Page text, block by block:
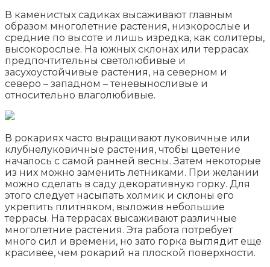
В каменистых садиках высаживают главным
образом многолетние растения, низкорослые и
средние по высоте и лишь изредка, как солитеры,
высокорослые. На южных склонах или террасах
предпочтительны светолюбивые и
засухоустойчивые растения, на северном и
северо – западном – теневыносливые и
относительно влаголюбивые.
В рокариях часто выращивают луковичные или
клубнелуковичные растения, чтобы цветение
началось с самой ранней весны. Затем некоторые
из них можно заменить летниками. При желании
можно сделать в саду декоративную горку. Для
этого следует насыпать холмик и склоны его
укрепить плитняком, выложив небольшие
террасы. На террасах высаживают различные
многолетние растения. Эта работа потребует
много сил и времени, но зато горка выглядит еще
красивее, чем рокарий на плоской поверхности.